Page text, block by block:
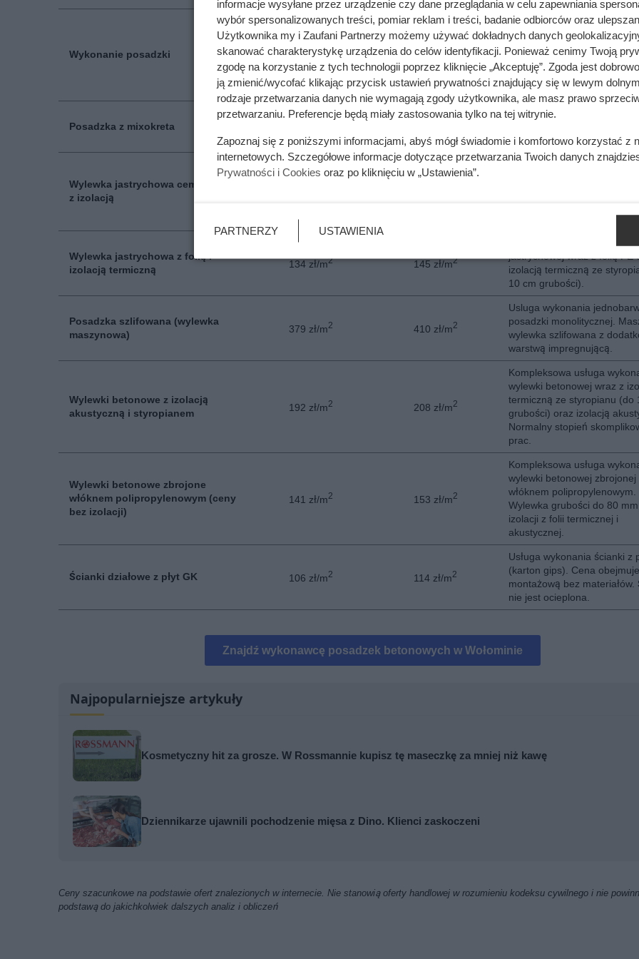
Wykonanie posadzki 133 zł/m2 144 zł/m2
Posadzka wykonywana na
Cena obejmuje także
izolację przeciwwilgociową,
termiczną ze styropianu
cm, W cene wliczona
szlichta cementowa.
Posadzka z mixokreta
Wykonanie posadzki z
prac, cena bez materiału.
Wylewka jastrychowa cementowa
z izolacją
Usługa wykonania
termicznej ze styropianu.
Wylewka jastrychowa z folią i
izolacją termiczną
134 zł/m2 145 zł/m2
Usługa wykonania wylewki
jastrychowej wraz z folią PE
izolacją termiczną ze
10 cm grubości).
Posadzka szlifowana (wylewka
maszynowa)
379 zł/m2 410 zł/m2
Usluga wykonania
posadzki monolitycznej.
wylewka szlifowana z
warstwą impregnującą.
Wylewki betonowe z izolacją
akustyczną i styropianem
192 zł/m2 208 zł/m2
Kompleksowa usługa
wylewki betonowej wraz z
termiczną ze styropianu (do
grubości) oraz izolacją
Normalny stopień
prac.
Wylewki betonowe zbrojone
włóknem polipropylenowym (ceny
bez izolacji)
141 zł/m2 153 zł/m2
Kompleksowa usługa
wylewki betonowej zbrojonej
włóknem polipropylenowym.
Wylewka grubości do 80
izolacji z folii termicznej i
akustycznej.
Ścianki działowe z płyt GK 106 zł/m2 114 zł/m2
Usługa wykonania ścianki z
(karton gips). Cena
montażową bez materiałów.
nie jest ocieplona.
Znajdź wykonawcę posadzek betonowych w Wołominie
Najpopularniejsze artykuły
Kosmetyczny hit za grosze. W Rossmannie kupisz tę maseczkę za mniej niż kawę
Dziennikarze ujawnili pochodzenie mięsa z Dino. Klienci zaskoczeni
Ceny szacunkowe na podstawie ofert znalezionych w internecie. Nie stanowią oferty handlowej w rozumieniu kodeksu cywilnego i nie
podstawą do jakichkolwiek dalszych analiz i obliczeń
informacje wysyłane przez urządzenie czy dane przeglądania w celu zapewniania
wybór spersonalizowanych treści, pomiar reklam i treści, badanie odbiorców oraz
Użytkownika my i Zaufani Partnerzy możemy używać dokładnych danych
skanować charakterystykę urządzenia do celów identyfikacji. Ponieważ cenimy Twoją
zgodę na korzystanie z tych technologii poprzez kliknięcie „Akceptuję”. Zgoda jest
ją zmienić/wycofać klikając przycisk ustawień prywatności znajdujący się w lewym
rodzaje przetwarzania danych nie wymagają zgody użytkownika, ale masz prawo
przetwarzaniu. Preferencje będą miały zastosowania tylko na tej witrynie.
Zapoznaj się z poniższymi informacjami, abyś mógł świadomie i komfortowo korzystać z
internetowych. Szczegółowe informacje dotyczące przetwarzania Twoich danych
Prywatności i Cookies oraz po kliknięciu w „Ustawienia”.
PARTNERZY USTAWIENIA